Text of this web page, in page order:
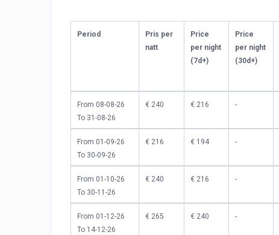
Period
Pris per
natt
Price
per night
(7d+)
Price
per night
(30d+)
From 08-08-26
To 31-08-26
€ 240 € 216 -
From 01-09-26
To 30-09-26
€ 216 € 194 -
From 01-10-26
To 30-11-26
€ 240 € 216 -
From 01-12-26
To 14-12-26
€ 265 € 240 -